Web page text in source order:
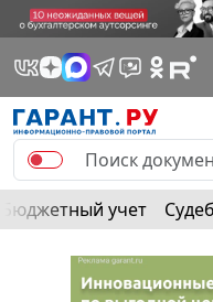
Бюджетный учет